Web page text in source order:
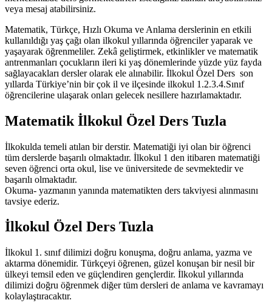
veya mesaj atabilirsiniz.
Matematik, Türkçe, Hızlı Okuma ve Anlama derslerinin en etkili
kullanıldığı yaş çağı olan ilkokul yıllarında öğrenciler yaparak ve
yaşayarak öğrenmeliler. Zekâ geliştirmek, etkinlikler ve matematik
antrenmanları çocukların ileri ki yaş dönemlerinde yüzde yüz fayda
sağlayacakları dersler olarak ele alınabilir. İlkokul Özel Ders son
yıllarda Türkiye’nin bir çok il ve ilçesinde ilkokul 1.2.3.4.Sınıf
öğrencilerine ulaşarak onları gelecek nesillere hazırlamaktadır.
Matematik İlkokul Özel Ders Tuzla
İlkokulda temeli atılan bir derstir. Matematiği iyi olan bir öğrenci
tüm derslerde başarılı olmaktadır. İlkokul 1 den itibaren matematiği
seven öğrenci orta okul, lise ve üniversitede de sevmektedir ve
başarılı olmaktadır.
Okuma- yazmanın yanında matematikten ders takviyesi alınmasını
tavsiye ederiz.
İlkokul Özel Ders Tuzla
İlkokul 1. sınıf dilimizi doğru konuşma, doğru anlama, yazma ve
aktarma dönemidir. Türkçeyi öğrenen, güzel konuşan bir nesil bir
ülkeyi temsil eden ve güçlendiren gençlerdir. İlkokul yıllarında
dilimizi doğru öğrenmek diğer tüm dersleri de anlama ve kavramayı
kolaylaştıracaktır.